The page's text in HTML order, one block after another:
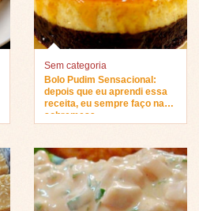
Sem categoria
Bolo Pudim Sensacional:
depois que eu aprendi essa
receita, eu sempre faço na
sobremesa…